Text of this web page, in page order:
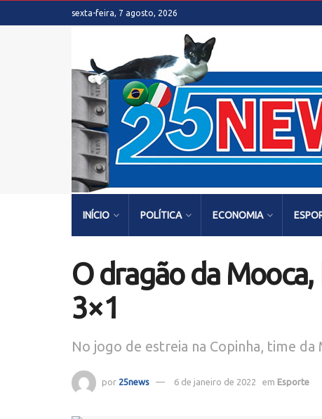
sexta-feira, 7 agosto, 2026
INÍCIO POLÍTICA ECONOMIA
O dragão da
3×1
No jogo de estreia na Copinha, time da
por 25news 6 de janeiro de 2022 em Esporte